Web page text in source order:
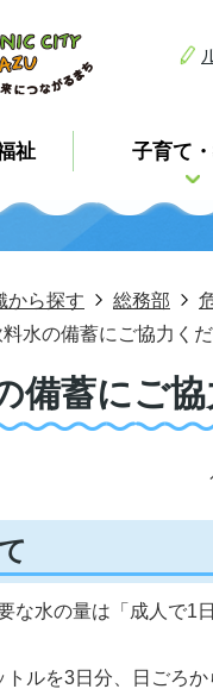
祉 子育て
から探す 総務部
水の備蓄にご協力く
備蓄にご
な水の量は「成人で1
ルを3日分、日ごろか